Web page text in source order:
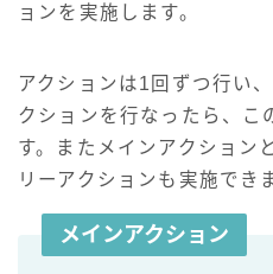
ョンを実施します。
アクションは1回ずつ行い
クションを行なったら、こ
す。またメインアクション
リーアクションも実施でき
メインアクション